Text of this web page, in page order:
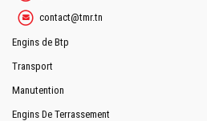
contact@tmr.tn
Engins de Btp
Transport
Manutention
Engins De Terrassement